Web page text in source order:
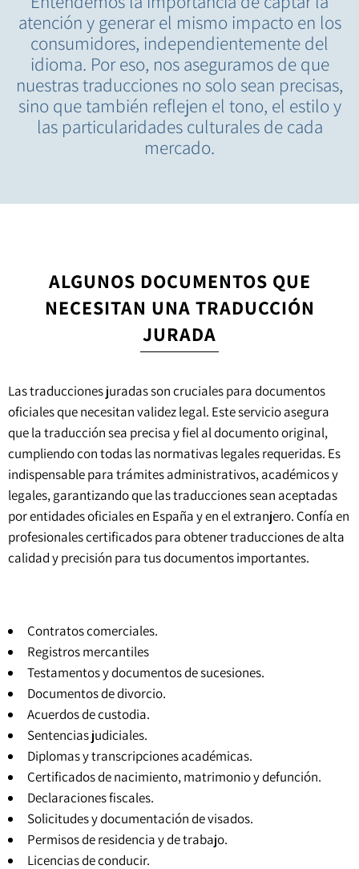
atención y generar el mismo impacto en los
consumidores, independientemente del
idioma. Por eso, nos aseguramos de que
nuestras traducciones no solo sean precisas,
sino que también reflejen el tono, el estilo y
las particularidades culturales de cada
mercado.
ALGUNOS DOCUMENTOS QUE
NECESITAN UNA TRADUCCIÓN
JURADA
Las traducciones juradas son cruciales para documentos
oficiales que necesitan validez legal. Este servicio asegura
que la traducción sea precisa y fiel al documento original,
cumpliendo con todas las normativas legales requeridas. Es
indispensable para trámites administrativos, académicos y
legales, garantizando que las traducciones sean aceptadas
por entidades oficiales en España y en el extranjero. Confía en
profesionales certificados para obtener traducciones de alta
calidad y precisión para tus documentos importantes.
Contratos comerciales.
Registros mercantiles
Testamentos y documentos de sucesiones.
Documentos de divorcio.
Acuerdos de custodia.
Sentencias judiciales.
Diplomas y transcripciones académicas.
Certificados de nacimiento, matrimonio y defunción.
Declaraciones fiscales.
Solicitudes y documentación de visados.
Permisos de residencia y de trabajo.
Licencias de conducir.